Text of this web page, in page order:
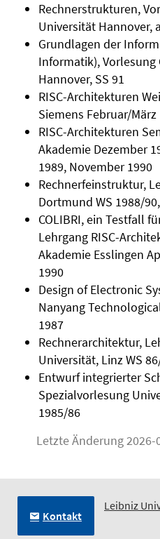
Rechnerstrukturen,
Universität Hannover,
Grundlagen der
Informatik),
Hannover, SS 91
RISC-Architekturen
Siemens Februar/
RISC-Architekturen
Akademie Dezember
1989, November 1990
Rechnerfeinstruktur,
Dortmund WS 1988/
COLIBRI, ein Testfall
Lehrgang RISC-
Akademie Esslingen
1990
Design of Electronic
Nanyang
1987
Rechnerarchitektur,
Universität, Linz WS
Entwurf integrierter
Spezialvorlesung
1985/86
Letzte Änderung 2026-
Kontakt
Leibniz